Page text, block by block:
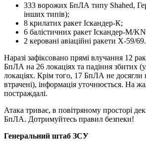
333 ворожих БпЛА типу Shahed,
інших типів);
8 крилатих ракет Іскандер-К;
6 балістичних ракет Іскандер-М/
2 керовані авіаційні ракети Х-59/69.
Наразі зафіксовано прямі влучання 12
БпЛА на 26 локаціях та падіння збитих
локаціях. Крім того, 17 БпЛА не досягли
втрачені), інформація уточнюється. На
постраждалі.
Атака триває, в повітряному просторі
БпЛА. Дотримуйтесь правил безпеки!
Генеральний штаб ЗСУ